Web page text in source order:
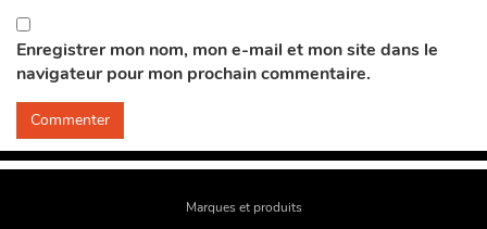
Enregistrer mon nom, mon e-mail et mon site dans le
navigateur pour mon prochain commentaire.
Marques et produits